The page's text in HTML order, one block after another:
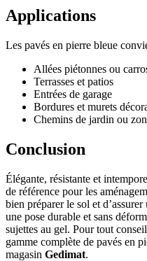
Applications
Les pavés en pierre bleue
Allées piétonnes ou
Terrasses et patios
Entrées de garage
Bordures et murets
Chemins de jardin ou
Conclusion
Élégante, résistante et
de référence pour les
bien préparer le sol et
une pose durable et sans
sujettes au gel. Pour tout
gamme complète de pavés en
magasin Gedimat.